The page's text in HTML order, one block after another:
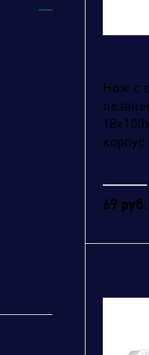
Нож с
корпус
69 руб.